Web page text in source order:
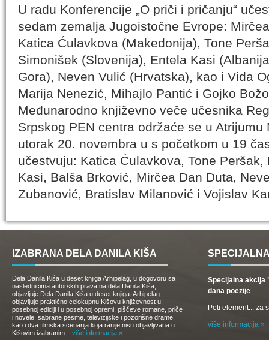
U radu Konferencije „O priči i pričanju“
sedam zemalja Jugoistočne Evrope:
Katica Ćulavkova (Makedonija), Tone
Simonišek (Slovenija), Entela Kasi
Gora), Neven Vulić (Hrvatska), kao i Vida
Marija Nenezić, Mihajlo Pantić i Gojko
Međunarodno književno veče učesnika
Srpskog PEN centra održaće se u
utorak 20. novembra u s početkom u 19
učestvuju: Katica Ćulavkova, Tone
Kasi, Balša Brković, Mirčea Dan Duta,
Zubanović, Bratislav Milanović i Vojislav
IZABRANA DELA DANILA KIŠA
Dela Danila Kiša u deset knjiga Arhipelag, u dogovoru sa
naslednicima autorskih prava na dela Danila Kiša,
objavljuje Dela Danila Kiša u deset knjiga. Arhipelag
objavljuje praktično celokupnu Kišovu književnost u
posebnoj ediciji i u posebnoj opremi: piščeve romane, priče
i novele, sabrane pesme, televizijske i pozorišne drame,
kao i dva filmska scenarija koja ranije nisu objavljivana u
Kišovim izabranim... više informacija »
Specijalna akcija
dana poezije
Peti element... za
više informacija »